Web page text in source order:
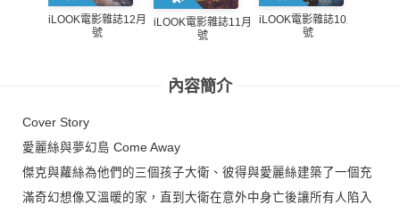
iLOOK電影雜誌12月
號
iLOOK電影雜誌11月
號
iLOOK電影雜誌10月
號
內容簡介
Cover Story
愛麗絲與夢幻島 Come Away
傑克與蘿絲為他們的三個孩子大衛、彼得與愛麗絲建築了一個充
滿奇幻想像又溫暖的家，直到大衛在意外中身亡後讓所有人陷入